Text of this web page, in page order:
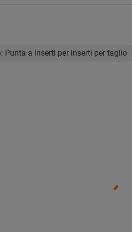
Punta a inserti per inserti per taglio